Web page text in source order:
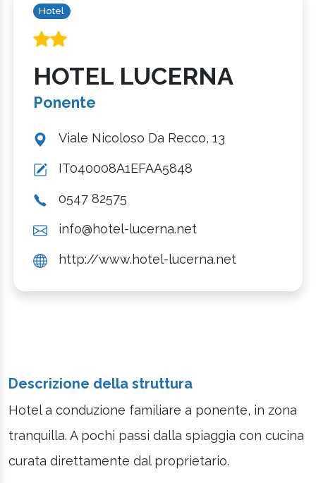
Hotel
HOTEL LUCERNA
Ponente
Viale Nicoloso Da Recco, 13
IT040008A1EFAA5848
0547 82575
info@hotel-lucerna.net
http://www.hotel-lucerna.net
Descrizione della struttura
Hotel a conduzione familiare a ponente, in zona
tranquilla. A pochi passi dalla spiaggia con cucina
curata direttamente dal proprietario.